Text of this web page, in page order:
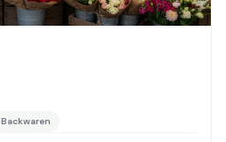
Backwaren